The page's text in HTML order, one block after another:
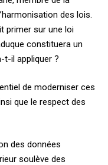
des lois.
primer sur une loi
constituera un
t-il appliquer ?
de moderniser ces
que le respect des
des données
soulève des